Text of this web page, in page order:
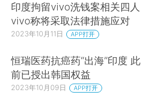
印度拘留vivo洗钱案相关四人
vivo称将采取法律措施应对
2023年10月11日 APP打开
恒瑞医药抗癌药“出海”印度 此
前已授出韩国权益
2023年10月09日 APP打开